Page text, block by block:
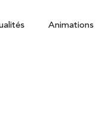
Animations